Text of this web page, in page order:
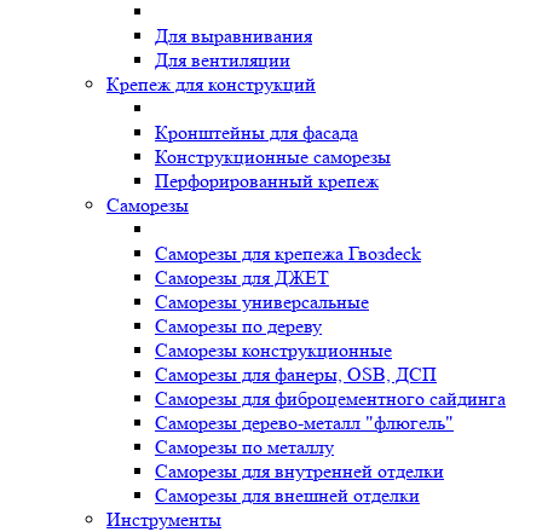
Для выравнивания
Для вентиляции
Крепеж для конструкций
Кронштейны для фасада
Конструкционные саморезы
Перфорированный крепеж
Саморезы
Саморезы для крепежа Гвозdeck
Саморезы для ДЖЕТ
Саморезы универсальные
Саморезы по дереву
Саморезы конструкционные
Cаморезы для фанеры, OSB, ДСП
Саморезы для фиброцементного сайдинга
Саморезы дерево-металл "флюгель"
Саморезы по металлу
Саморезы для внутренней отделки
Саморезы для внешней отделки
Инструменты